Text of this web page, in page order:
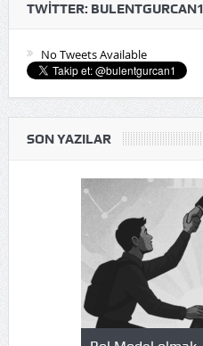
TWITTER: BULENTGURCAN1
No Tweets Available
SON YAZILAR